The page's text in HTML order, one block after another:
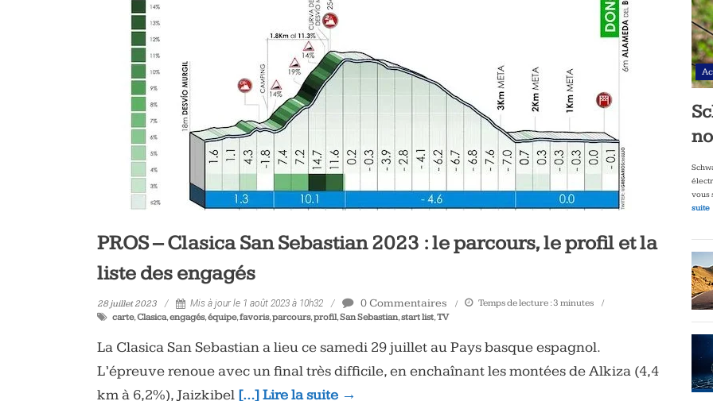
triathlon
PROS – Clasica San Sebastian 2023 : le parcours, le profil et la
liste des engagés
28 juillet 2023 Mis à jour le 1 août 2023 à 10h32 0 Commentaires Temps de lecture :3 minutes
carte,Clasica,engagés,équipe,favoris,parcours,profil,San Sebastian,start list,TV
La Clasica San Sebastian a lieu ce samedi 29 juillet au Pays basque espagnol.
L’épreuve renoue avec un final très difficile, en enchaînant les montées de Alkiza (4,4
km à 6,2%), Jaizkibel […] Lire la suite →
vous
suite